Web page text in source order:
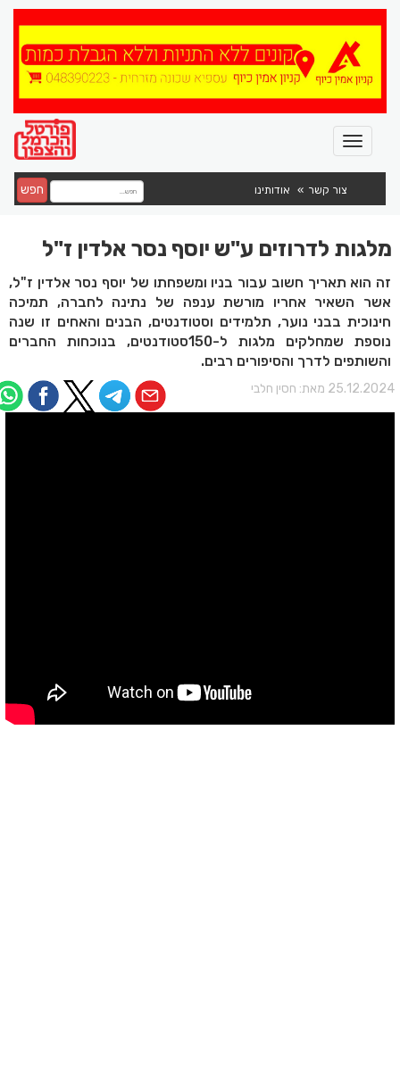
צור קשר אודותינו חפש
מלגות לדרוזים ע"ש יוסף נסר אלדין ז"ל
זה הוא תאריך חשוב עבור בניו ומשפחתו של יוסף נסר אלדין ז"ל,
אשר השאיר אחריו מורשת ענפה של נתינה לחברה, תמיכה
חינוכית בבני נוער, תלמידים וסטודנטים, הבנים והאחים זו שנה
נוספת שמחלקים מלגות ל-150סטודנטים, בנוכחות החברים
והשותפים לדרך והסיפורים רבים.
מאת: חסין חלבי